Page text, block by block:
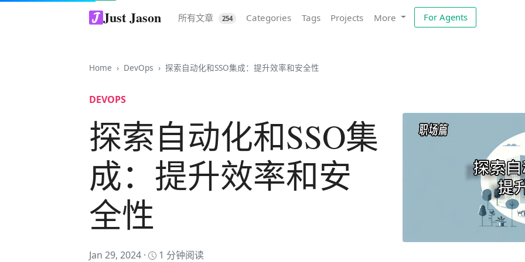
Just Jason 所有文章 254 Categories Tags Projects More For Agents
Home DevOps 探索自动化和SSO集成：提升效率和安全性
DEVOPS
探索自动化和SSO集
成：提升效率和安
全性
Jan 29, 2024 · 1 分钟阅读